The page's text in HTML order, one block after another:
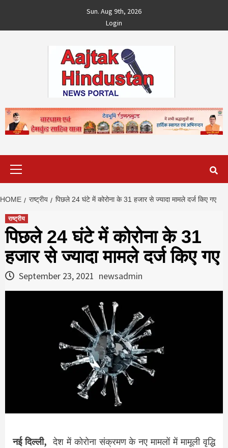
content
Sun. Aug 9th, 2026
Login
HOME राष्ट्रीय पिछले 24 घंटे में कोरोना के 31 हजार से ज्यादा मामले दर्ज किए गए
राष्ट्रीय
पिछले 24 घंटे में कोरोना के 31
हजार से ज्यादा मामले दर्ज किए गए
September 23, 2021 newsadmin
नई दिल्ली,देश में कोरोना संक्रमण के नए मामलों में मामूली वृद्धि